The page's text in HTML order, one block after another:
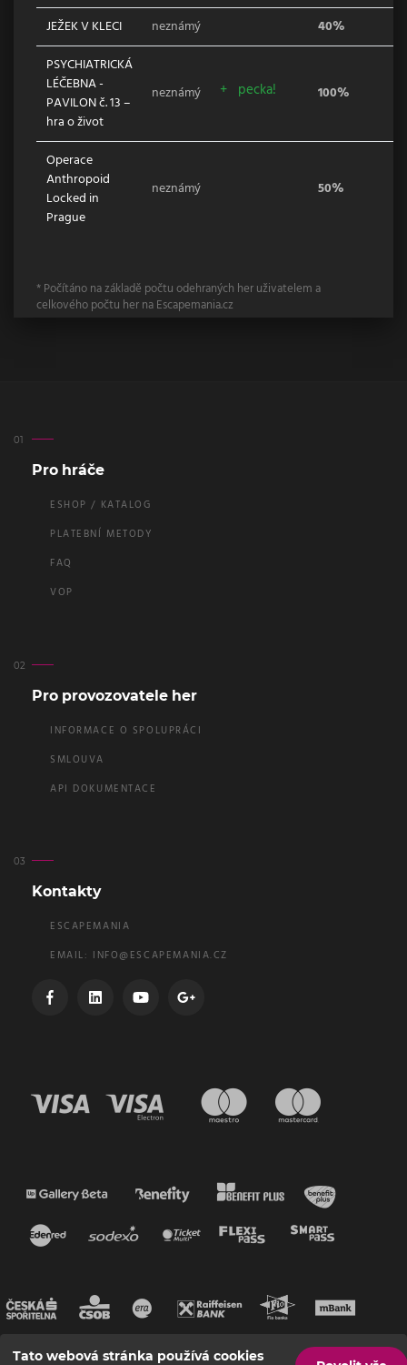
JEŽEK V KLECI neznámý
40%
PSYCHIATRICKÁ
LÉČEBNA -
PAVILON č. 13 –
hra o život
neznámý pecka! 100%
Operace
Anthropoid
Locked in
Prague
neznámý 50%
* Počítáno na základě počtu odehraných her uživatelem a
celkového počtu her na Escapemania.cz
Pro hráče
ESHOP / KATALOG
PLATEBNÍ METODY
FAQ
VOP
Pro provozovatele her
INFORMACE O SPOLUPRÁCI
SMLOUVA
API DOKUMENTACE
Kontakty
ESCAPEMANIA
EMAIL: INFO@ESCAPEMANIA.CZ
Tato webová stránka používá cookies